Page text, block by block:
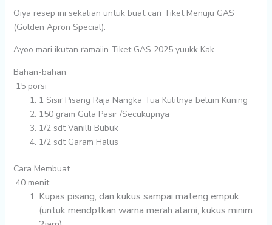
Oiya resep ini sekalian untuk buat cari Tiket Menuju GAS
(Golden Apron Special).
Ayoo mari ikutan ramaiin Tiket GAS 2025 yuukk Kak…
Bahan-bahan
15 porsi
1 SisirPisang Raja Nangka Tua Kulitnya belum Kuning
150 gram Gula Pasir /Secukupnya
1/2 sdtVanilli Bubuk
1/2 sdtGaram Halus
Cara Membuat
40 menit
Kupas pisang, dan kukus sampai mateng empuk
(untuk mendptkan warna merah alami, kukus minim